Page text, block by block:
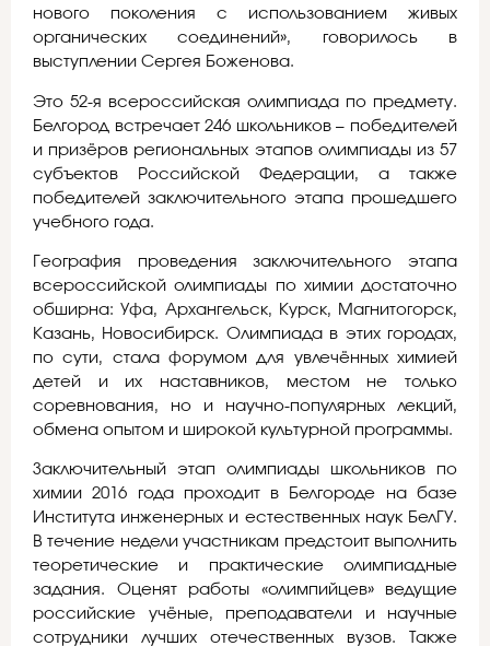
нового поколения с использованием живых
органических соединений», говорилось в
выступлении Сергея Боженова.
Это 52-я всероссийская олимпиада по предмету.
Белгород встречает 246 школьников – победителей
и призёров региональных этапов олимпиады из 57
субъектов Российской Федерации, а также
победителей заключительного этапа прошедшего
учебного года.
География проведения заключительного этапа
всероссийской олимпиады по химии достаточно
обширна: Уфа, Архангельск, Курск, Магнитогорск,
Казань, Новосибирск. Олимпиада в этих городах,
по сути, стала форумом для увлечённых химией
детей и их наставников, местом не только
соревнования, но и научно-популярных лекций,
обмена опытом и широкой культурной программы.
Заключительный этап олимпиады школьников по
химии 2016 года проходит в Белгороде на базе
Института инженерных и естественных наук БелГУ.
В течение недели участникам предстоит выполнить
теоретические и практические олимпиадные
задания. Оценят работы «олимпийцев» ведущие
российские учёные, преподаватели и научные
сотрудники лучших отечественных вузов. Также